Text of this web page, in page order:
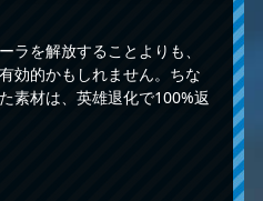
ラを解放することよりも、
効的かもしれません。ちな
素材は、英雄退化で100%返